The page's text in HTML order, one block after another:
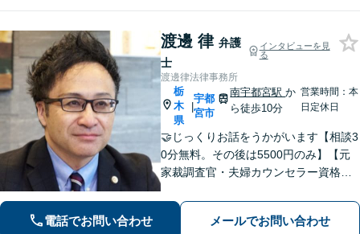
渡邊 律 弁護
士
インタビューを見
る
渡邊律法律事務所
栃
木
県
|
宇都
宮市
南宇都宮駅か
ら徒歩10分
営業時間：本
日定休日
🤝じっくりお話をうかがいます【相談3
0分無料。その後は5500円のみ】【元
家裁調査官・夫婦カウンセラー資格あ
かがいます。一人ではどうにもできな
い、不安やお悩みは、是非、私にゆっ
電話でお問い合わせ メールでお問い合わせ